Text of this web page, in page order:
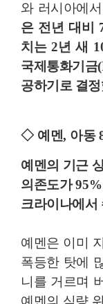
와 러시아에
은전년 대비
치는 2년 새
국제통화기금
공하기로 결
◇ 예멘, 아동
예멘의 기근
의존도가95%
크라이나에서
예멘은 이미
폭등한 탓에
니를 거르며